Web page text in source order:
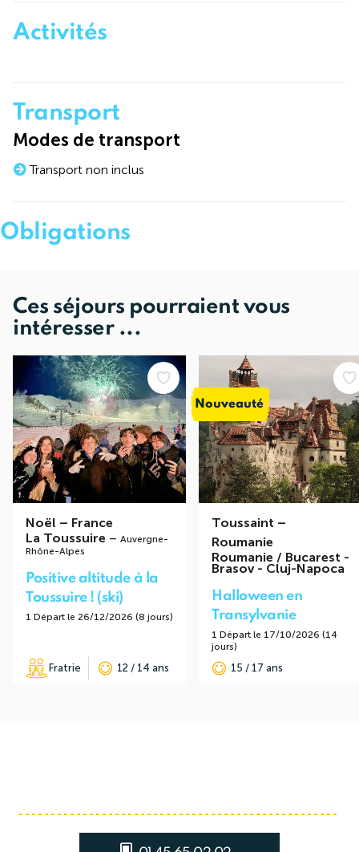
Activités
Transport
Modes de transport
Transport non inclus
Obligations
Ces séjours pourraient vous
intéresser ...
Noël – France
La Toussuire – Auvergne-
Rhône-Alpes
Positive altitude à la
Toussuire ! (ski)
1 Départ le 26/12/2026 (8 jours)
Fratrie 12 / 14 ans
Nouveauté
Toussaint –
Roumanie
Roumanie / Bucarest -
Brasov - Cluj-Napoca
Halloween en
Transylvanie
1 Départ le 17/10/2026 (14
jours)
15 / 17 ans